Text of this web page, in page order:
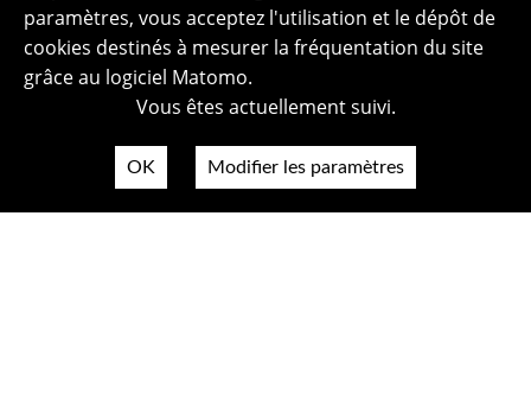
paramètres, vous acceptez l'utilisation et le dépôt de
cookies destinés à mesurer la fréquentation du site
grâce au logiciel Matomo.
Vous êtes actuellement suivi.
OK Modifier les paramètres